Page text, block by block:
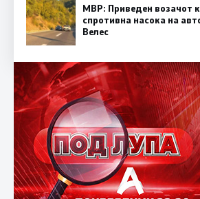
МВР: Приведен возачот
спротивна насока на
Велес